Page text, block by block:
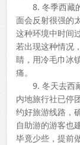
8. 冬季西藏的
面会反射很强的
这种环境中时间
若出现这种情况
睛，用冷毛巾冰
痛。
9. 冬天去西藏
内地旅行社已停
约好旅游线路，
自助游的游客也
毕竟少些，提前